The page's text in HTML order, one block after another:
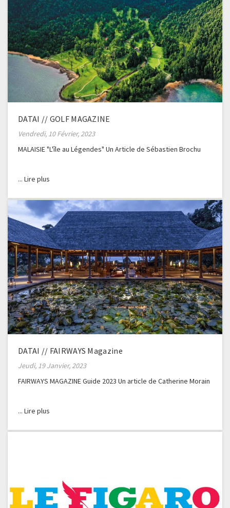
DATAI // GOLF MAGAZINE
Vendredi, 10 Février, 2023
MALAISIE "L'île au Légendes" Un Article de Sébastien Brochu
DATAI // FAIRWAYS Magazine
Jeudi, 19 Janvier, 2023
FAIRWAYS MAGAZINE Guide 2023 Un article de Catherine Morain